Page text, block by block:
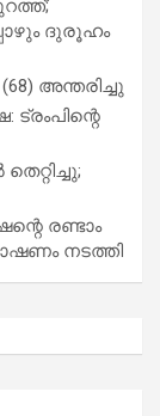
ദുരൂഹം
അന്തരിച്ചു
രണ്ടാം
നടത്തി